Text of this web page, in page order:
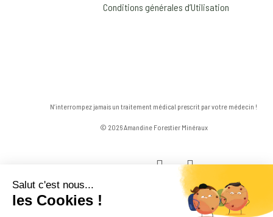
Conditions générales d’Utilisation
N’interrompez jamais un traitement médical prescrit par votre médecin !
© 2026 Amandine Forestier Minéraux
facebook instagram